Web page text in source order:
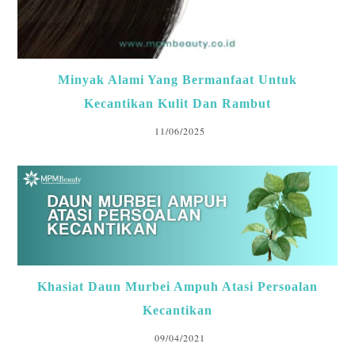
Minyak Alami Yang Bermanfaat Untuk
Kecantikan Kulit Dan Rambut
11/06/2025
Khasiat Daun Murbei Ampuh Atasi Persoalan
Kecantikan
09/04/2021